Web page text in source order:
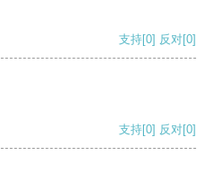
支持[0] 反对[0]
支持[0] 反对[0]